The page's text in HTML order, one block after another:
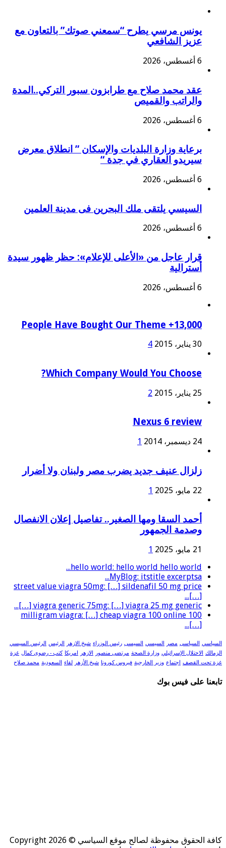
يونس مرسي يطرح “سمعني صوتك” بالتعاون مع
عزيز الشافعي
6 أغسطس، 2026
عقد محمد صلاح مع طرابزون سبور التركي..المدة
والراتب والقميص
6 أغسطس، 2026
برعاية وزارة البلديات والإسكان ” انطلاق معرض
سيريدو العقاري في جدة “
6 أغسطس، 2026
السيسي يلتقى ملك البحرين فى مدينة العلمين
6 أغسطس، 2026
قرار عاجل من «الأعلى للإعلام»: حظر ظهور سيدة
أسترالية
6 أغسطس، 2026
13,000+ People Have Bought Our Theme
30 يناير، 2015 4
Which Company Would You Choose?
25 يناير، 2015 2
Nexus 6 review
24 ديسمبر، 2014 1
زلزال عنيف جديد يضرب مصر ولبنان ولا أضرار
22 مايو، 2025 1
أحمد السقا ومها الصغير.. تفاصيل إعلان الانفصال
وصدمة الجمهور
21 مايو، 2025
1
hello world: hello world hello world...
MyBlog: itstitle excerptsa...
street value viagra 50mg: […] sildenafil 50 mg price
[…]...
viagra generic 75mg: […] viagra 25 mg generic […]...
100 milligram viagra: […] cheap viagra 100 online
[…]...
السياسي السياسى مصر السيسي السيسى رئيس الوزراء شيخ الازهر الرئيس الرئيس السيسي
الزمالك الاحتلال الإسرائيلي وزارة الصحة مرتضى منصور الازهر امريكا كتب - رضوى كمال غزة
غزة تحت القصف اجتماع وزير الخارجية فيروس كورونا شيخ الأزهر لقاء السعودية محمد صلاح
تابعنا على فيس بوك
كافة الحقوق محفوظة لصالح موقع السياسي © Copyright 2026